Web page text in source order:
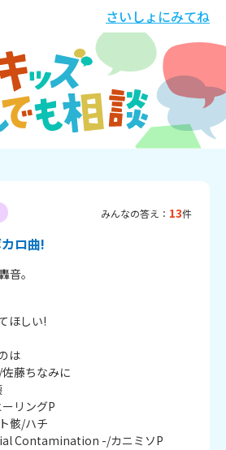
さいしょにみてね
みんなの答え： 13件
ロ曲!
音。
ほしい!
は
藤ちなみに
リングP
骸/ハチ
Contamination -/カニミソP